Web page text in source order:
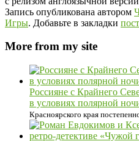
Запись опубликована автором
Игры. Добавьте в закладки
More from my site
Россияне с Крайнего
в условиях полярной
Красноярского края